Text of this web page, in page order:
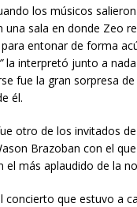
los músicos
sala en donde Zeo
entonar de forma
la interpretó junto a
fue la gran sorpresa
él.
otro de los invitados
Brazoban con el
más aplaudido de la
concierto que estuvo a